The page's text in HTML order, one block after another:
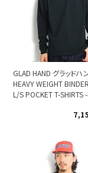
GLAD HAND グラッドハ
HEAVY WEIGHT
L/S POCKET T-SHIRTS